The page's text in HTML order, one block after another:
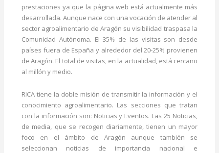
prestaciones ya que la página web está actualmente más
desarrollada. Aunque nace con una vocación de atender al
sector agroalimentario de Aragón su visibilidad traspasa la
Comunidad Autónoma. El 35% de las visitas son desde
países fuera de España y alrededor del 20-25% provienen
de Aragón. El total de visitas, en la actualidad, está cercano
al millón y medio.
RICA tiene la doble misión de transmitir la información y el
conocimiento agroalimentario. Las secciones que tratan
con la información son: Noticias y Eventos. Las 25 Noticias,
de media, que se recogen diariamente, tienen un mayor
foco en el ámbito de Aragón aunque también se
seleccionan noticias de importancia nacional e